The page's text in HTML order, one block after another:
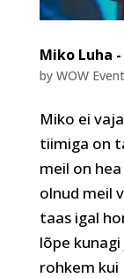
Miko Luha
by WOW
Miko ei
tiimiga on
meil on
olnud meil
taas igal
lõpe
rohkem kui